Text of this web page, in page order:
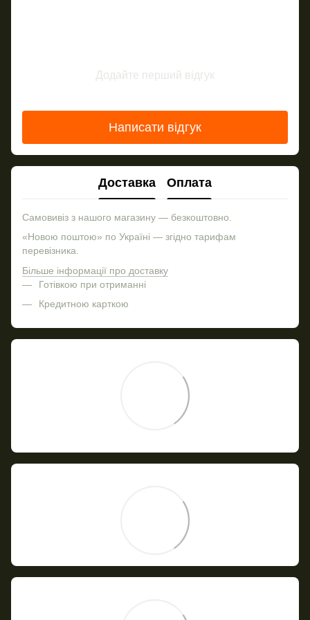
Додайте перший відгук
Написати відгук
Доставка Оплата
Самовивіз з нашого магазину — безкоштовно.
«Новою поштою» по Україні — згідно тарифам
перевізника.
Більше інформації про доставку
Готівкою при отриманні
Кредитною карткою